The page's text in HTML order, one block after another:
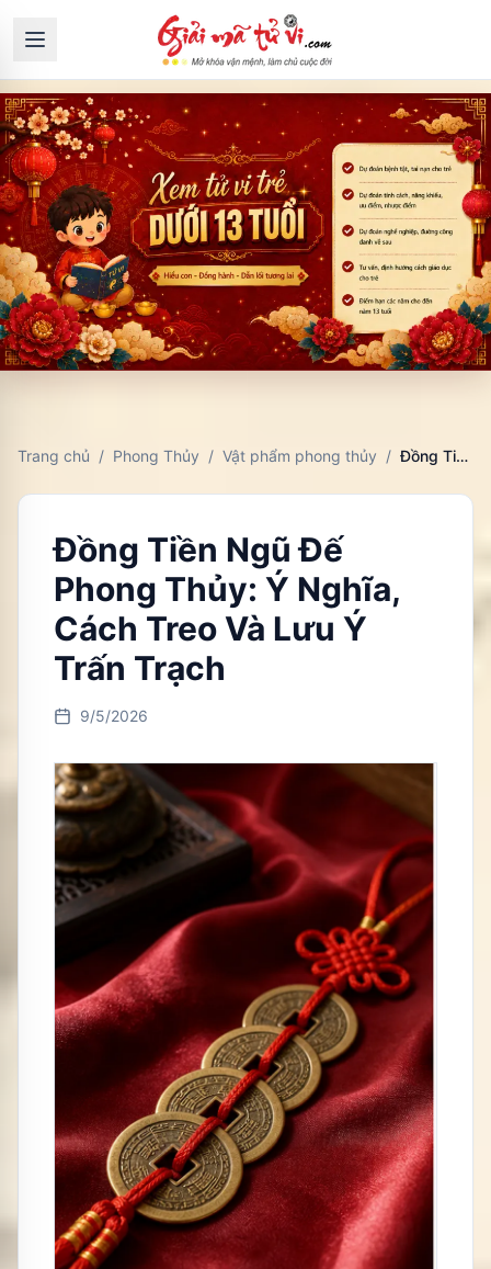
Trang chủ / Phong Thủy / Vật phẩm phong thủy / Đồng Tiền Ngũ Đế Phong Thủy: Ý Nghĩa, Cách Treo Và Lưu Ý Trấn Trạch
Đồng Tiền Ngũ Đế
Phong Thủy: Ý Nghĩa,
Cách Treo Và Lưu Ý
Trấn Trạch
9/5/2026